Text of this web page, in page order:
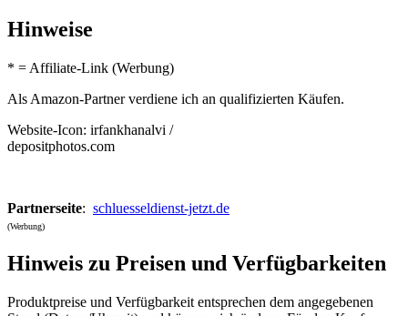
Hinweise
* = Affiliate-Link (Werbung)
Als Amazon-Partner verdiene ich an qualifizierten Käufen.
Website-Icon: irfankhanalvi /
depositphotos.com
Partnerseite: schluesseldienst-jetzt.de
(Werbung)
Hinweis zu Preisen und Verfügbarkeiten
Produktpreise und Verfügbarkeit entsprechen dem angegebenen